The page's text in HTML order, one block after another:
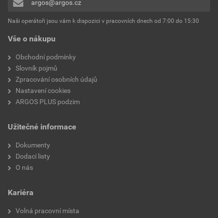
přepínací kontakt
Typ napětí pro ovládání
Typ spínacího kontaktu
Kompletně se zásuvkou
S indikací LED
S odnímatelnými svorkami
Materiál kontaktní plochy
Přidávat hodnocení může pouze přihlášený uživatel.
Vše o nákupu
Obchodní podmínky
Slovník pojmů
Zpracování osobních údajů
Nastavení cookies
ARGOS PLUS podzim
Užitečné informace
Dokumenty
Dodací listy
O nás
Kariéra
Volná pracovní místa
argos@argos.cz
Naši operátoři jsou vám k dispozici v pracovních dnech od 7:00 do 15:30